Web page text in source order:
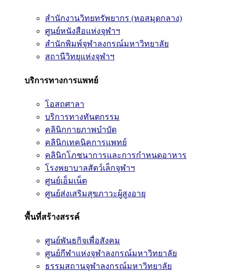
สำนักงานวิทยทรัพยากร (หอสมุดกลาง)
ศูนย์หนังสือแห่งจุฬาฯ
สำนักพิมพ์จุฬาลงกรณ์มหาวิทยาลัย
สถานีวิทยุแห่งจุฬาฯ
บริการทางการแพทย์
โอสถศาลา
บริการทางทันตกรรม
คลินิกกายภาพบำบัด
คลินิกเทคนิคการแพทย์
คลินิกโภชนาการและการกำหนดอาหาร
โรงพยาบาลสัตว์เล็กจุฬาฯ
ศูนย์เอ็มเน็ต
ศูนย์ส่งเสริมสุขภาวะผู้สูงอายุ
พื้นที่สร้างสรรค์
ศูนย์พันธกิจเพื่อสังคม
ศูนย์กีฬาแห่งจุฬาลงกรณ์มหาวิทยาลัย
ธรรมสถานจุฬาลงกรณ์มหาวิทยาลัย